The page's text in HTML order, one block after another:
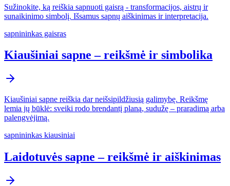
Sužinokite, ką reiškia sapnuoti gaisrą - transformacijos, aistrų ir
sunaikinimo simbolį. Išsamus sapnų aiškinimas ir interpretacija.
sapnininkas gaisras
Kiaušiniai sapne – reikšmė ir simbolika
Kiaušiniai sapne reiškia dar neišsipildžiusią galimybę. Reikšmę
lemia jų būklė: sveiki rodo brendantį planą, sudužę – praradimą arba
palengvėjimą.
sapnininkas kiausiniai
Laidotuvės sapne – reikšmė ir aiškinimas